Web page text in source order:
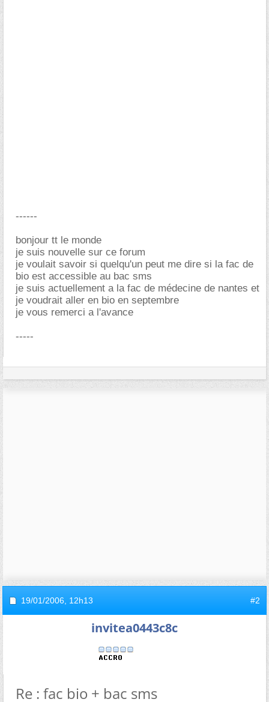
------
bonjour tt le monde
je suis nouvelle sur ce forum
je voulait savoir si quelqu'un peut me dire si la fac de
bio est accessible au bac sms
je suis actuellement a la fac de médecine de nantes et
je voudrait aller en bio en septembre
je vous remerci a l'avance
-----
19/01/2006, 12h13 #2
invitea0443c8c
Re : fac bio + bac sms